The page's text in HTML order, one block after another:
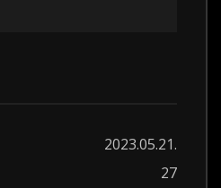
2023.05.21.
27